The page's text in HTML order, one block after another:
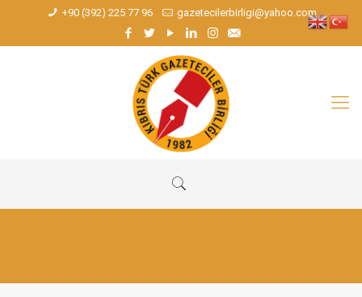
+90 (392) 225 77 96 gazetecilerbirligi@yahoo.com